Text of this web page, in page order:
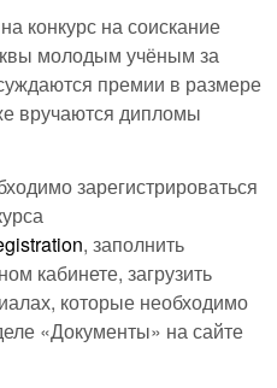
конкурс на соискание
молодым учёным за
премии в размере
вручаются дипломы
зарегистрироваться
, заполнить
кабинете, загрузить
которые необходимо
«Документы» на сайте